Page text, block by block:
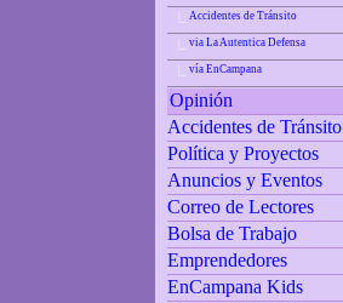
Accidentes de Tránsito
via La Autentica Defensa
vía EnCampana
Opinión
Accidentes de Tránsito
Política y Proyectos
Anuncios y Eventos
Correo de Lectores
Bolsa de Trabajo
Emprendedores
EnCampana Kids